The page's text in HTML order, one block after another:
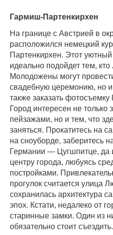
Гармиш-Партенкирхен
На границе с Австрией в
расположился немецкий
Партенкирхен. Этот
идеально подойдет тем,
Молодожены могут
свадебную церемонию, но и
также заказать
Город интересен не
пейзажами, но и тем, что
заняться. Прокатитесь на
на сноуборде, заберитесь
Германии — Цугшпитце, да
центру города, любуясь
постройками.
прогулок считается улица
сохранилась архитектура
эпох. Кстати, недалеко от
старинные замки. Один из
обязательно стоит съездить.